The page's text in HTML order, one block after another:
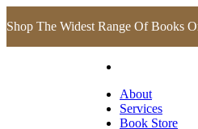
Shop The Widest Range Of Books
About
Services
Book Store